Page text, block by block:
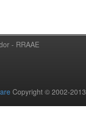
- RRAAE
Copyright © 2002-2013